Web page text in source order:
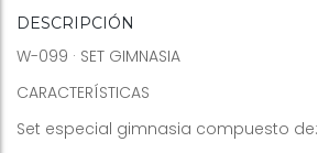
DESCRIPCIÓN
W-099 · SET GIMNASIA
CARACTERÍSTICAS
Set especial gimnasia compuesto de: